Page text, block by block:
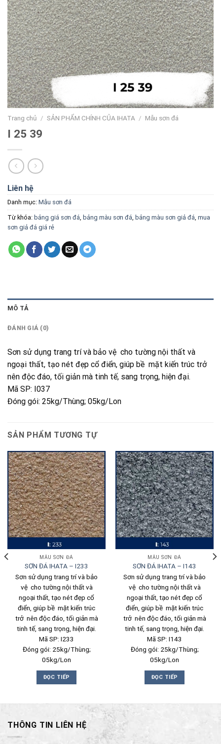
Trang chủ / SẢN PHẨM CHÍNH CỦA IHATA / Mẫu sơn đá
I 25 39
Liên hệ
Danh mục: Mẫu sơn đá
Từ khóa: bảng giá sơn đá bảng màu sơn đá bảng màu sơn giả đá mua
sơn giả đá giá rẻ
MÔ TẢ
ĐÁNH GIÁ (0)
Sơn sử dụng trang trí và bảo vệ cho tường nội thất và
ngoại thất, tạo nét đẹp cổ điển, giúp bề mặt kiến trúc trở
nên độc đáo, tối giản mà tinh tế, sang trọng, hiện đại.
Mã SP: I037
Đóng gói: 25kg/Thùng; 05kg/Lon
SẢN PHẨM TƯƠNG TỰ
MẪU SƠN ĐÁ
SƠN ĐÁ IHATA – I233
Sơn sử dụng trang trí và bảo
vệ cho tường nội thất và
ngoại thất, tạo nét đẹp cổ
điển, giúp bề mặt kiến trúc
trở nên độc đáo, tối giản mà
tinh tế, sang trọng, hiện đại.
Mã SP: I233
Đóng gói: 25kg/Thùng;
05kg/Lon
ĐỌC TIẾP
MẪU SƠN ĐÁ
SƠN ĐÁ IHATA – I143
Sơn sử dụng trang trí và bảo
vệ cho tường nội thất và
ngoại thất, tạo nét đẹp cổ
điển, giúp bề mặt kiến trúc
trở nên độc đáo, tối giản mà
tinh tế, sang trọng, hiện đại.
Mã SP: I143
Đóng gói: 25kg/Thùng;
05kg/Lon
ĐỌC TIẾP
THÔNG TIN LIÊN HỆ